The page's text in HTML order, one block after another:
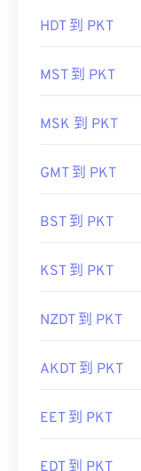
HDT 到 PKT
MST 到 PKT
MSK 到 PKT
GMT 到 PKT
BST 到 PKT
KST 到 PKT
NZDT 到 PKT
AKDT 到 PKT
EET 到 PKT
EDT 到 PKT